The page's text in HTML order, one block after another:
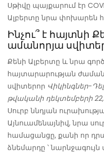
Սթիվը պայքարում էր
Ալբերտը նրա փոխարեն
Ինչու՞ է հայտնի
ամանորյա
Քենի Ալբերտը և նրա
հայտարարության
սվիտերոր Վիկինգներ-
թվականի դեկտեմբերի 22,
Սուրբ ննդյան
Այնուամենայնիվ, նրա
համացանցը, քանի որ
ձնեմարդը ՝